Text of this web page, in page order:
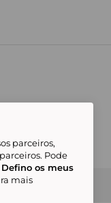
parceiros,
Pode
Defino os meus
mais